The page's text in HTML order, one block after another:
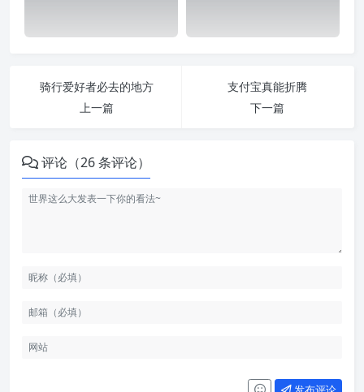
骑行爱好者必去的地方
上一篇
支付宝真能折腾
下一篇
评论（26 条评论）